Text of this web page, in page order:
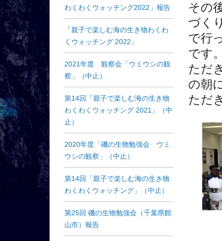
わくわくウォッチング2022」報告
「親子で楽しむ海の生き物わくわ
くウォッチング 2022」
2021年度 観察会「ウミウシの観
察」（中止）
第14回「親子で楽しむ海の生き物
わくわくウォッチング 2021」（中
止）
2020年度「磯の生物勉強会 ウミ
ウシの観察」（中止）
第14回「親子で楽しむ海の生き物
わくわくウォッチング」（中止）
第25回 磯の生物勉強会（千葉県館
山市）報告
その
づく
で行
です
ただ
の朝
ただ